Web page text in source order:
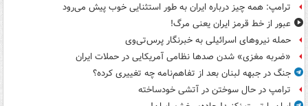
ترامپ: همه چیز درباره ایران به طور استثنایی خوب پیش می‌رود
عبور از خط قرمز ایران یعنی مرگ!
حمله نیروهای اسرائیلی به خبرنگار پرس‌تی‌وی
«ضربه مغزی» شدن صدها نظامی آمریکایی در حملات ایران
جنگ در جبهه لبنان بعد از تفاهم‌نامه چه تغییری کرده؟
ترامپ در حال سوختن در آتشی خودساخته